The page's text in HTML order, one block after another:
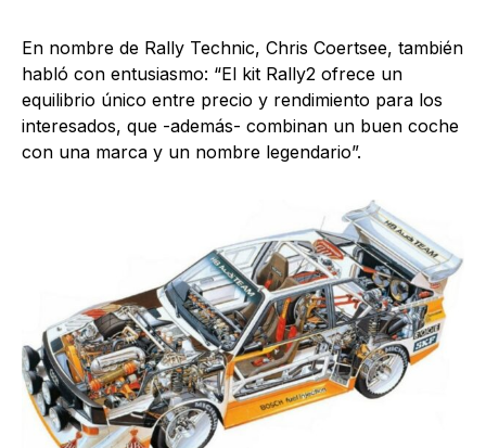
En nombre de Rally Technic, Chris Coertsee, también
habló con entusiasmo: “El kit Rally2 ofrece un
equilibrio único entre precio y rendimiento para los
interesados, que -además- combinan un buen coche
con una marca y un nombre legendario”.